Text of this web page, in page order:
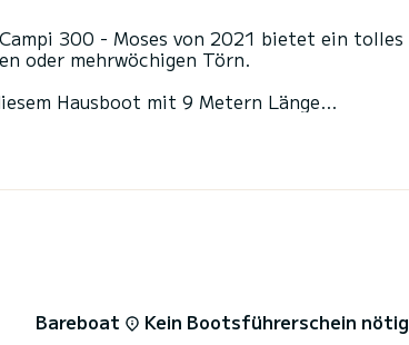
300 - Moses von 2021 bietet ein tolles
oder mehrwöchigen Törn.
Hausboot mit 9 Metern Länge
mit Dusche.
ausgestattet: TV, Badeplattform.
werden direkt von SamBoat bearbeitet.
Bareboat
Kein Bootsführerschein nötig